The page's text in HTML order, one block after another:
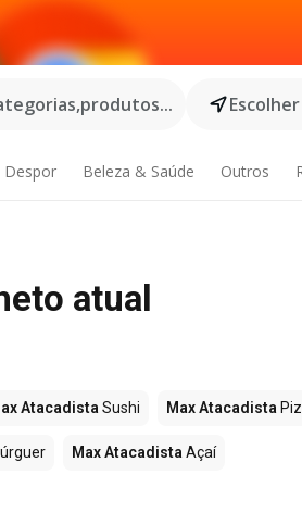
Despor Beleza & Saúde Outros
atual
Atacadista Sushi Max Atacadista
Max Atacadista Açaí